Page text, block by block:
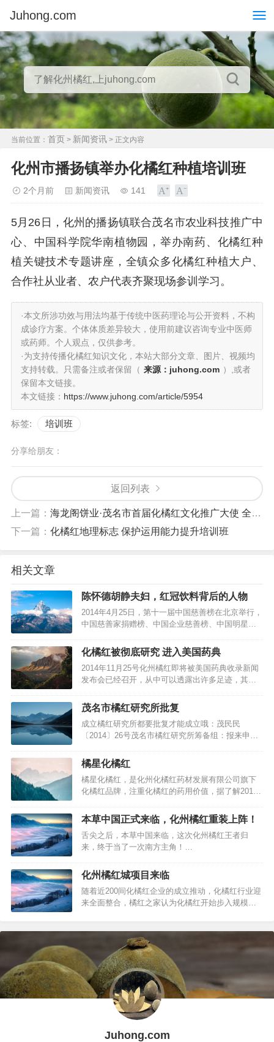
Juhong.com
当前位置： 首页 > 新闻资讯 > 正文内容
化州市播扬镇举办化橘红种植培训班
2个月前 新闻资讯 141
5月26日，化州的播扬镇联合茂名市农业科技推广中
心、中国科学院华南植物园，举办南药、化橘红种
植关键技术专题讲座，全镇众多化橘红种植大户、
合作社从业者、农户代表齐聚现场参训学习。
·本文所涉功效与用法均基于传统中医药理论与公开资料，不构
成诊疗方案。个体体质差异较大，使用前建议咨询专业中医师
或药师。个人观点，仅供参考。
·为支持传播化橘红知识文化，本站大部分文章、图片、视频均
支持转载。只需备注或者保留（ 来源：juhong.com ）,或者
保留本文链接。
本文链接： https://www.juhong.com/article/5954
标签: 培训班
分享给朋友：
返回列表
上一篇： 海龙阁饼业·茂名市首届化橘红文化推广大使 全国选拔赛正式启动
下一篇： 化橘红地理标志 保护运用能力提升培训班
相关文章
陈怀德胡静夫妇，红冠饮料背后的人物
2014年4月25日，第十一届中国慈善榜在北京举行，
中国慈善家捐赠榜、中国企业慈善榜、中国明星慈
席陈怀德与广东省富迪慈善基金会理事长胡静伉俪
荣膺“2014年度中国十大慈善家”，成为中国慈善界瞩
目焦点。但是，这与化州橘红有什么关系呢？这对
夫妇为什么如此杰出呢…
化橘红被彻底研究 进入美国药典
2014年11月25号化州橘红即将被美国药典收录新闻
发布会已经召开，从中可以透露出许多足迹，其中
美国药典被全球170多个国家认可，这是因为其有着
科学严谨的科学证据，否则无法被其接纳。化橘红
国际化将填补广东中药材对接国际权威标准的空白,
将为广东的中药材对接国…
茂名市橘红研究所批复
成立橘红研究所都要批复才能成立哦：茂民民
〔2014〕26号茂名市橘红研究所筹备组：报来申请
国务院《民办非企业单位登记管理暂行条例》的规
定，同意茂名市橘红研究所成立登记，具备法人资
格，发给《民办非企业单位（法人）登记证书》。
请按有关规定履行民办非企业单位法人…
橘星化橘红
橘星化橘红，是化州化橘红药材发展有限公司旗下
化橘红品牌，注重化橘红的药用价值，据了解2014
牌营销。相关：2012年10月17日下午，化州市在市
行政中心办公大楼五楼市长会议室举行广东橘星化
橘红胶囊生产项目签约仪式。化州化橘红药材发展
有限公司成立于2005年…
本草中国正式来临，化州橘红重装上阵！
舌尖之后，本草中国来临，这次化州橘红王者归
来，终于当了一次南方主角！…
化州橘红城项目来临
随着近200间化橘红企业的成立推动，化橘红行业迎
来全面整合，橘红之家认为化橘红开始步入规模化
我们留下的珍贵遗产，化州也因橘红而闻名世界！
橘红自明清两朝入选贡品而出名。近来在化州市委
市府的正确领导下取得了“地理标志…
Juhong.com